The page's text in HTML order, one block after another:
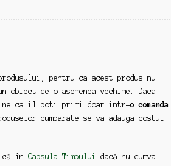
pentru ca acest produs nu
de o asemenea vechime. Daca
ca il poti primi doar intr-o comanda
cumparate se va adauga costul
în Capsula Timpului
dacă nu cumva